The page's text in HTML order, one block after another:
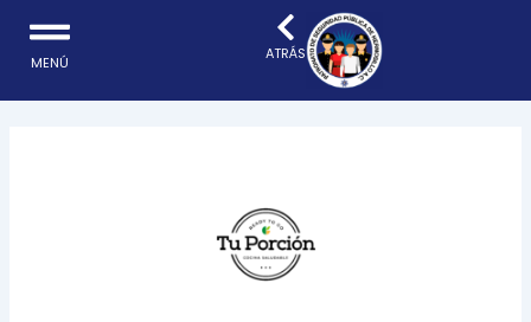
contenido
ATRÁS
MENÚ